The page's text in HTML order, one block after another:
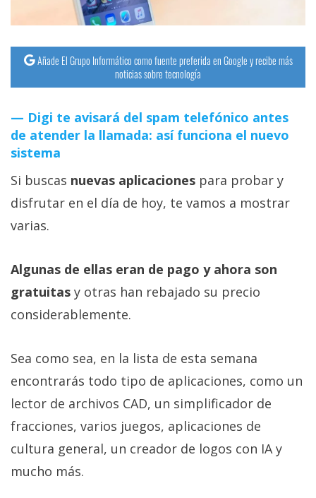
Añade El Grupo Informático como fuente preferida en Google y recibe más
noticias sobre tecnología
Digi te avisará del spam telefónico antes
de atender la llamada: así funciona el nuevo
sistema
Si buscas nuevas aplicaciones para probar y
disfrutar en el día de hoy, te vamos a mostrar
varias.
Algunas de ellas eran de pago y ahora son
gratuitas y otras han rebajado su precio
considerablemente.
Sea como sea, en la lista de esta semana
encontrarás todo tipo de aplicaciones, como un
lector de archivos CAD, un simplificador de
fracciones, varios juegos, aplicaciones de
cultura general, un creador de logos con IA y
mucho más.